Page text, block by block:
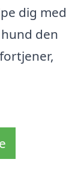
dig med
den